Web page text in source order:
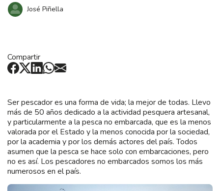
José Piñella
Compartir
Ser pescador es una forma de vida; la mejor de todas. Llevo
más de 50 años dedicado a la actividad pesquera artesanal,
y particularmente a la pesca no embarcada, que es la menos
valorada por el Estado y la menos conocida por la sociedad,
por la academia y por los demás actores del país. Todos
asumen que la pesca se hace solo con embarcaciones, pero
no es así. Los pescadores no embarcados somos los más
numerosos en el país.